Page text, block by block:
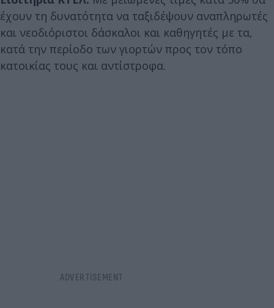
έχουν τη δυνατότητα να ταξιδέψουν αναπληρωτές
και νεοδιόριστοι δάσκαλοι και καθηγητές με τα,
κατά την περίοδο των γιορτών προς τον τόπο
κατοικίας τους και αντίστροφα.